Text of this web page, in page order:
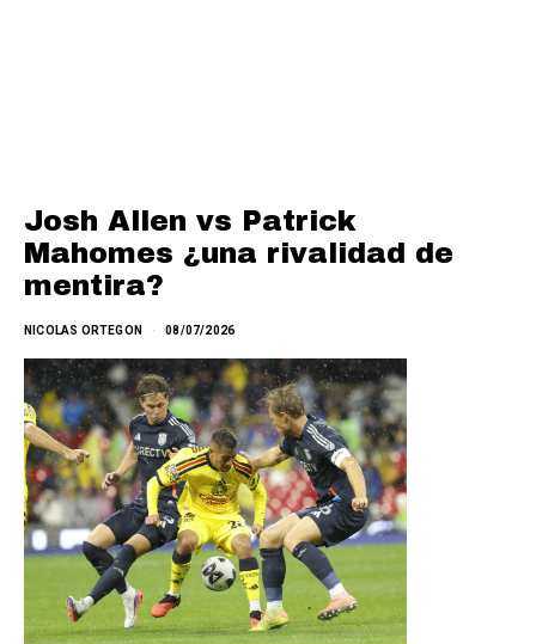
Josh Allen vs Patrick
Mahomes ¿una rivalidad de
mentira?
NICOLAS ORTEGON 08/07/2026